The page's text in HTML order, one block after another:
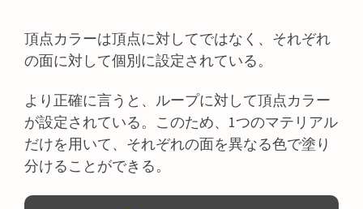
頂点カラーは頂点に対してではなく、それぞれ
の面に対して個別に設定されている。
より正確に言うと、ループに対して頂点カラー
が設定されている。このため、1つのマテリアル
だけを用いて、それぞれの面を異なる色で塗り
分けることができる。